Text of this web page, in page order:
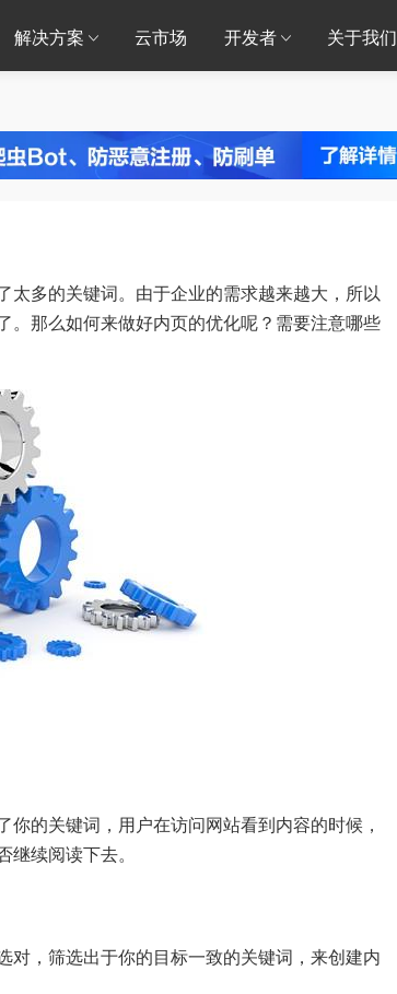
解决方案 云市场 开发者 关于我们
多的关键词。由于企业的需求越来越大，所以
。那么如何来做好内页的优化呢？需要注意哪些
的关键词，用户在访问网站看到内容的时候，
续阅读下去。
，筛选出于你的目标一致的关键词，来创建内